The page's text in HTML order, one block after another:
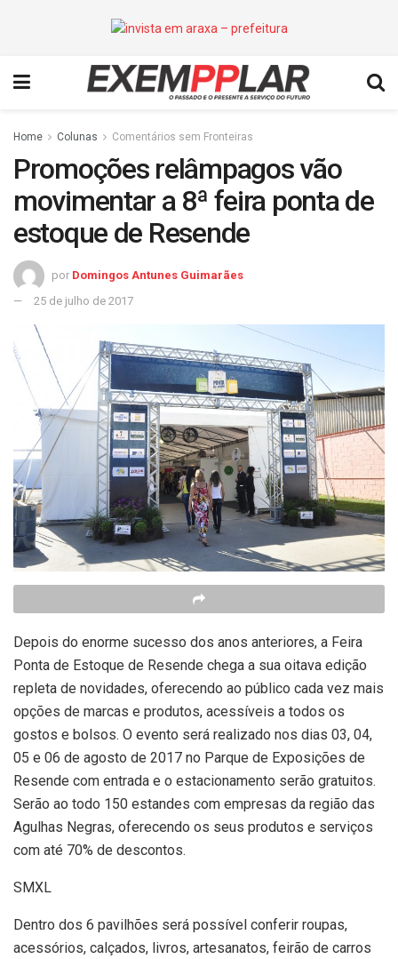
Home Colunas Comentários sem Fronteiras
Promoções relâmpagos vão
movimentar a 8ª feira ponta de
estoque de Resende
por Domingos Antunes Guimarães
25 de julho de 2017
Depois do enorme sucesso dos anos anteriores, a Feira
Ponta de Estoque de Resende chega a sua oitava edição
repleta de novidades, oferecendo ao público cada vez mais
opções de marcas e produtos, acessíveis a todos os
gostos e bolsos. O evento será realizado nos dias 03, 04,
05 e 06 de agosto de 2017 no Parque de Exposições de
Resende com entrada e o estacionamento serão gratuitos.
Serão ao todo 150 estandes com empresas da região das
Agulhas Negras, oferecendo os seus produtos e serviços
com até 70% de descontos.
SMXL
Dentro dos 6 pavilhões será possível conferir roupas,
acessórios, calçados, livros, artesanatos, feirão de carros